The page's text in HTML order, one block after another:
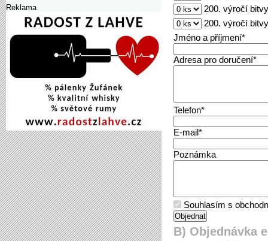
Reklama
200. výročí
200. výročí
Jméno a příjmení*
Adresa pro doručení*
Telefon*
E-mail*
Poznámka
Souhlasím s
B) Objednávka